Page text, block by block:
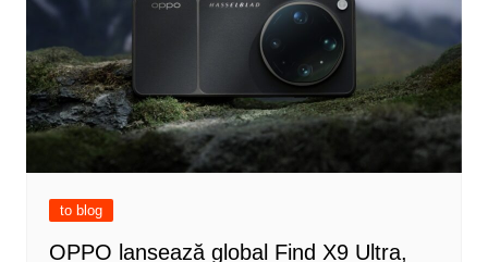
to blog
OPPO lansează global Find X9 Ultra,